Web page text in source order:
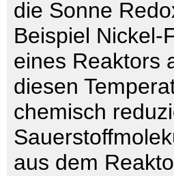
die Sonne
Beispiel Nickel-
eines Reaktors
diesen
chemisch
aus dem